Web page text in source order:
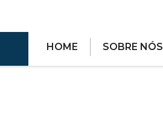
HOME SOBRE NÓS